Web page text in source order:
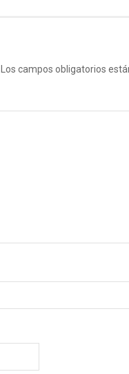
Los campos obligatorios